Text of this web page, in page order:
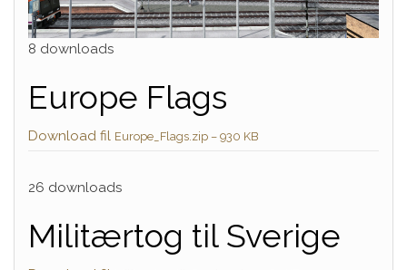
8 downloads
Europe Flags
Download fil Europe_Flags.zip – 930 KB
26 downloads
Militærtog til Sverige